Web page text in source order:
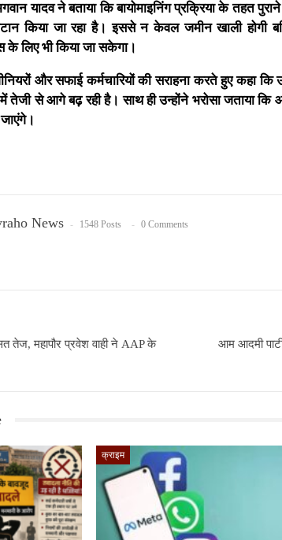
यादव ने बताया कि बायोमाइनिंग प्रक्रिया के तहत
किया जा रहा है। इससे न केवल जमीन खाली होगी
के लिए भी किया जा सकेगा।
और सफाई कर्मचारियों की सराहना करते हुए कहा
में तेजी से आगे बढ़ रही है। साथ ही उन्होंने भरोसा
News 1548 Posts 0 Comments
तेज, महापौर प्रवेश वाही ने AAP के
आम आदमी
क्राइम